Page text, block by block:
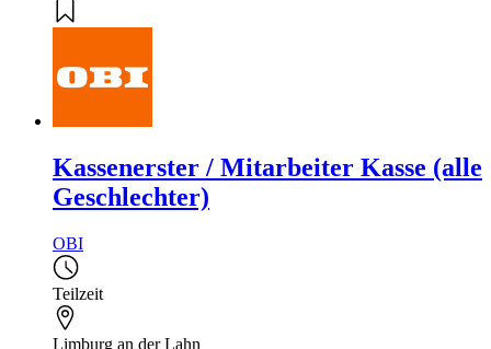
Kassenerster / Mitarbeiter Kasse (alle
Geschlechter)
OBI
Teilzeit
Limburg an der Lahn